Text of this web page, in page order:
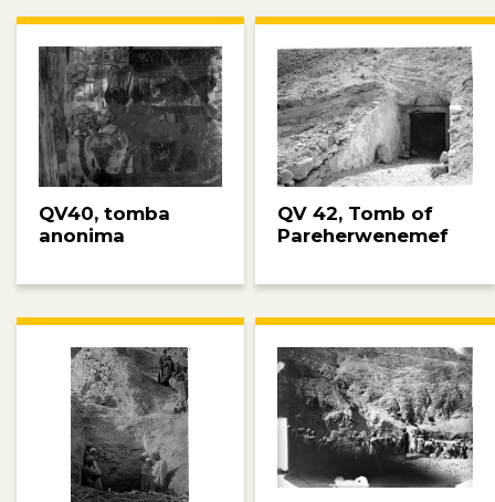
QV40, tomba
anonima
QV 42, Tomb of
Pareherwenemef